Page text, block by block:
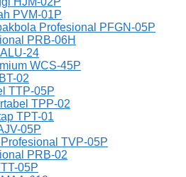
PVM-01P
Profesional PFGN-05P
PRB-06H
24
WCS-45P
02
TTP-05P
TPP-02
TPT-01
05P
TVP-05P
PRB-02
05P